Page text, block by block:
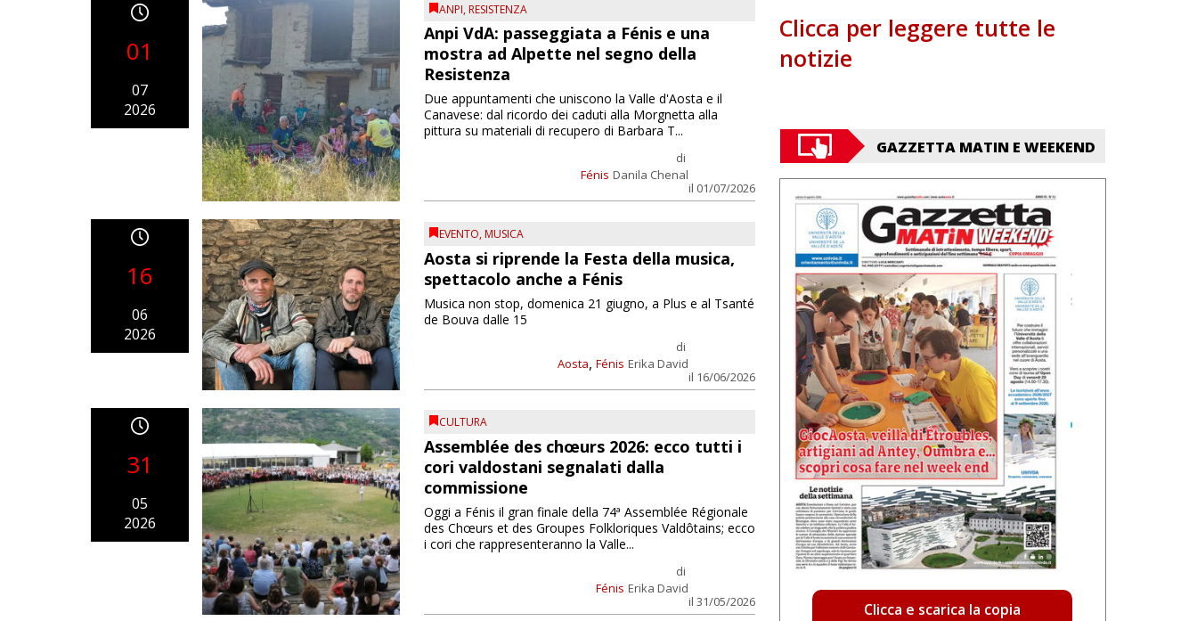
01
07
2026
ANPI, RESISTENZA
Anpi VdA: passeggiata a Fénis e una
mostra ad Alpette nel segno della
Resistenza
Fénis
di
Danila Chenal
il 01/07/2026
Due appuntamenti che uniscono la Valle d'Aosta e il
Canavese: dal ricordo dei caduti alla Morgnetta alla
pittura su materiali di recupero di Barbara T...
16
06
2026
EVENTO, MUSICA
Aosta si riprende la Festa della musica,
spettacolo anche a Fénis
Aosta, Fénis
di
Erika David
il 16/06/2026
Musica non stop, domenica 21 giugno, a Plus e al Tsanté
de Bouva dalle 15
31
05
2026
CULTURA
Assemblée des chœurs 2026: ecco tutti i
cori valdostani segnalati dalla
commissione
Fénis
di
Erika David
il 31/05/2026
Oggi a Fénis il gran finale della 74ª Assemblée Régionale
des Chœurs et des Groupes Folkloriques Valdôtains; ecco
i cori che rappresenteranno la Valle...
Clicca per leggere tutte le
notizie
GAZZETTA MATIN E WEEKEND
Clicca e scarica la copia